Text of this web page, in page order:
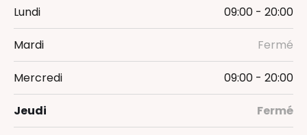
Lundi 09:00 - 20:00
Mardi Fermé
Mercredi 09:00 - 20:00
Jeudi Fermé